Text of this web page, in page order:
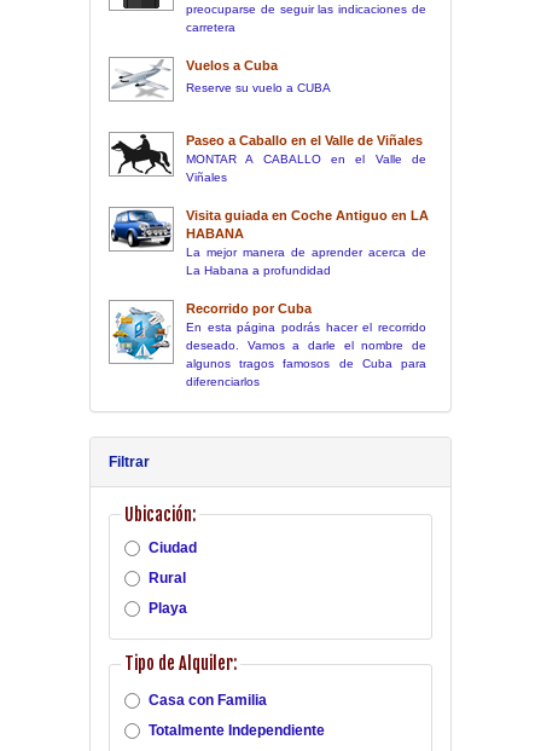
preocuparse de seguir las indicaciones de
carretera
Vuelos a Cuba
Reserve su vuelo a CUBA
Paseo a Caballo en el Valle de Viñales
MONTAR A CABALLO en el Valle de
Viñales
Visita guiada en Coche Antiguo en LA
HABANA
La mejor manera de aprender acerca de
La Habana a profundidad
Recorrido por Cuba
En esta página podrás hacer el recorrido
deseado. Vamos a darle el nombre de
algunos tragos famosos de Cuba para
diferenciarlos
Filtrar
Ubicación:
Ciudad
Rural
Playa
Tipo de Alquiler:
Casa con Familia
Totalmente Independiente